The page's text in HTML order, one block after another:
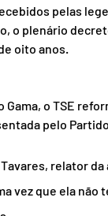
pelas
o plenário
oito anos.
o TSE
pelo
relator
vez que ela não